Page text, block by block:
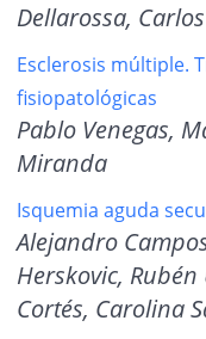
Dellarossa,
Esclerosis múltiple.
fisiopatológicas
Pablo Venegas,
Miranda
Isquemia aguda
Alejandro
Herskovic,
Cortés, Carolina